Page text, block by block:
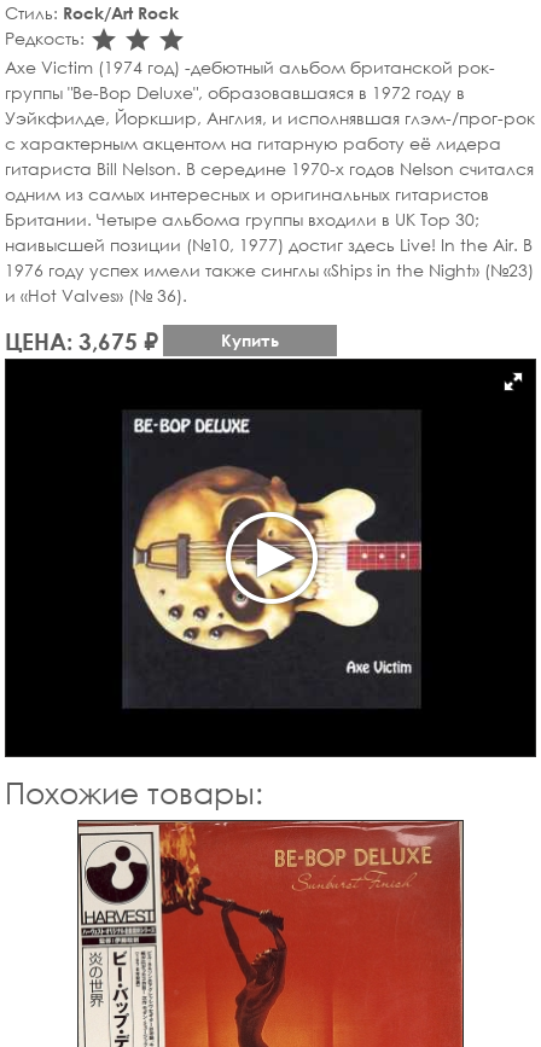
Стиль: Rock/Art Rock
Редкость: star_rate
star_rate
star_rate
Axe Victim (1974 год) -дебютный альбом британской рок-
группы "Be-Bop Deluxe", образовавшаяся в 1972 году в
Уэйкфилде, Йоркшир, Англия, и исполнявшая глэм-/прог-рок
с характерным акцентом на гитарную работу её лидера
гитариста Bill Nelson. В середине 1970-х годов Nelson считался
одним из самых интересных и оригинальных гитаристов
Британии. Четыре альбома группы входили в UK Top 30;
наивысшей позиции (№10, 1977) достиг здесь Live! In the Air. В
1976 году успех имели также синглы «Ships in the Night» (№23)
и «Hot Valves» (№ 36).
ЦЕНА: 3,675 ₽ Купить
Похожие товары: